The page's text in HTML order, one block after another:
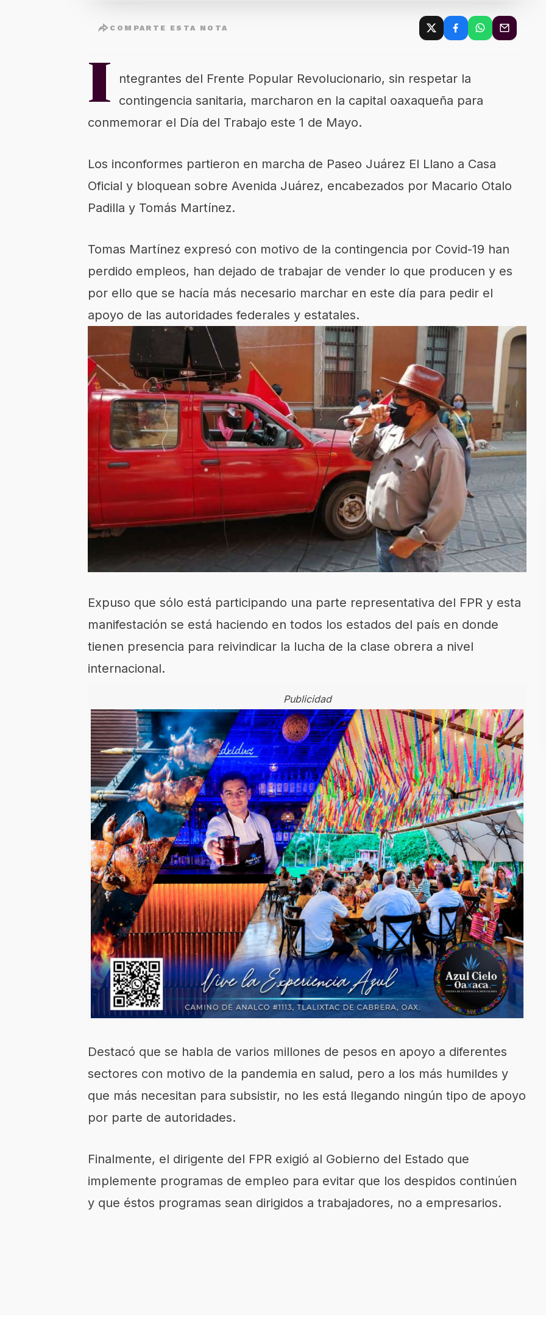
COMPARTE ESTA NOTA
I
ntegrantes del Frente Popular Revolucionario, sin respetar la
contingencia sanitaria, marcharon en la capital oaxaqueña para
conmemorar el Día del Trabajo este 1 de Mayo.
Los inconformes partieron en marcha de Paseo Juárez El Llano a Casa
Oficial y bloquean sobre Avenida Juárez, encabezados por Macario Otalo
Padilla y Tomás Martínez.
Tomas Martínez expresó con motivo de la contingencia por Covid-19 han
perdido empleos, han dejado de trabajar de vender lo que producen y es
por ello que se hacía más necesario marchar en este día para pedir el
apoyo de las autoridades federales y estatales.
Expuso que sólo está participando una parte representativa del FPR y esta
manifestación se está haciendo en todos los estados del país en donde
tienen presencia para reivindicar la lucha de la clase obrera a nivel
internacional.
Publicidad
Destacó que se habla de varios millones de pesos en apoyo a diferentes
sectores con motivo de la pandemia en salud, pero a los más humildes y
que más necesitan para subsistir, no les está llegando ningún tipo de apoyo
por parte de autoridades.
Finalmente, el dirigente del FPR exigió al Gobierno del Estado que
implemente programas de empleo para evitar que los despidos continúen
y que éstos programas sean dirigidos a trabajadores, no a empresarios.